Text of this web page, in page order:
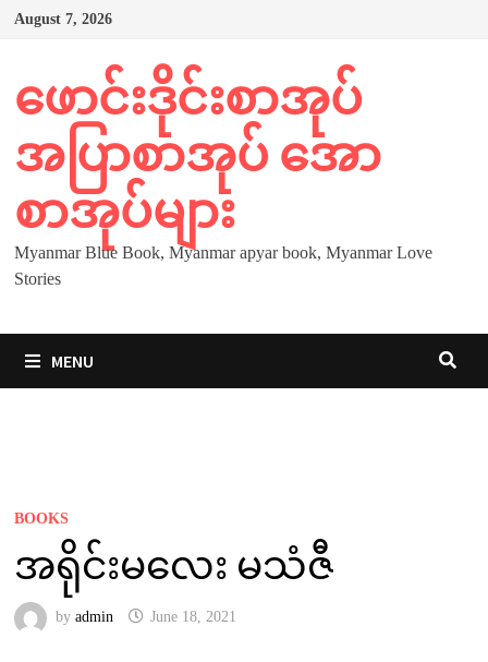
Skip
August 7, 2026
ဖောင်းဒိုင်းစာအုပ်
အပြာစာအုပ် အော
စာအုပ်များ
Myanmar Blue Book, Myanmar apyar book, Myanmar Love
Stories
MENU
BOOKS
အရိုင်းမလေး မသံဇီ
by admin June 18, 2021